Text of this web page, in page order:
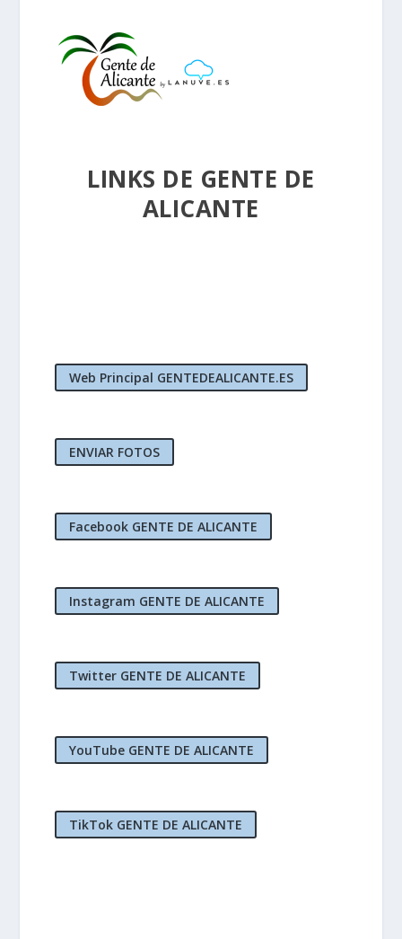
LINKS DE GENTE DE
ALICANTE
Web Principal GENTEDEALICANTE.ES
ENVIAR FOTOS
Facebook GENTE DE ALICANTE
Instagram GENTE DE ALICANTE
Twitter GENTE DE ALICANTE
YouTube GENTE DE ALICANTE
TikTok GENTE DE ALICANTE